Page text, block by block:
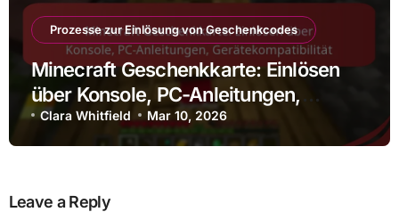
Prozesse zur Einlösung von Geschenkcodes
Minecraft Geschenkkarte: Einlösen
über Konsole, PC-Anleitungen,
Gerätekompatibilität
Clara Whitfield Mar 10, 2026
Leave a Reply